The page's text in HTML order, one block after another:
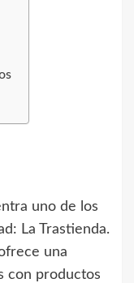
uno de los
La Trastienda.
una
con productos